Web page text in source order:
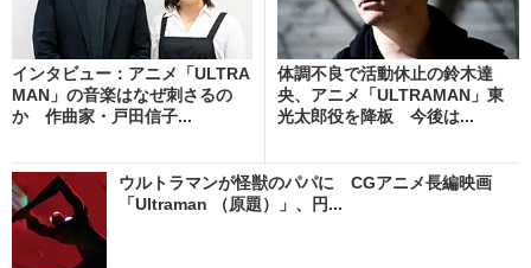
インタビュー：アニメ「ULTRA
MAN」の音楽はなぜ刺さるの
か 作曲家・戸田信子...
体調不良で活動休止の鈴木達
央、アニメ「ULTRAMAN」東
光太郎役を降板 今後は...
ウルトラマンが怪獣のパパに CGアニメ長編映画
「Ultraman （原題）」、円...